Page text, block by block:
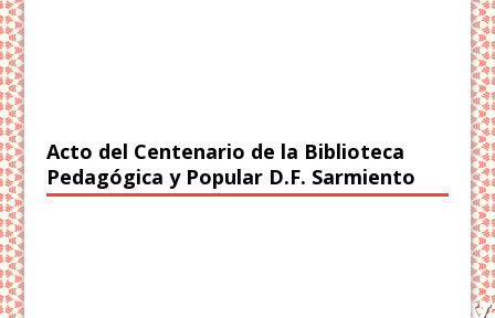
Acto del Centenario de la Biblioteca
Pedagógica y Popular D.F. Sarmiento